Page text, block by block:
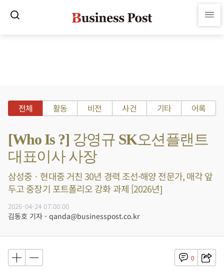
전체 활동 비전 사건 기타 어록
[Who Is ?] 강영규 SK오션플랜트
대표이사 사장
삼성중ㆍ현대중 거친 30년 경력 조선·해양 전문가, 매각 앞
두고 중장기 포트폴리오 강화 과제 [2026년]
2026-04-24 07:00:00
김동호 기자 - qanda@businesspost.co.kr
0